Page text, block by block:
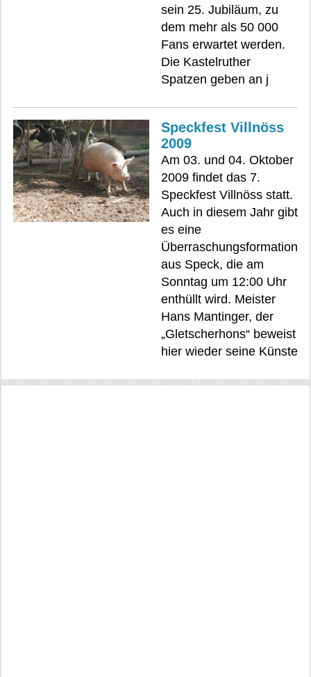
sein 25. Jubiläum, zu
dem mehr als 50 000
Fans erwartet werden.
Die Kastelruther
Spatzen geben an j
Speckfest Villnöss
2009
Am 03. und 04. Oktober
2009 findet das 7.
Speckfest Villnöss statt.
Auch in diesem Jahr gibt
es eine
Überraschungsformation
aus Speck, die am
Sonntag um 12:00 Uhr
enthüllt wird. Meister
Hans Mantinger, der
„Gletscherhons“ beweist
hier wieder seine Künste